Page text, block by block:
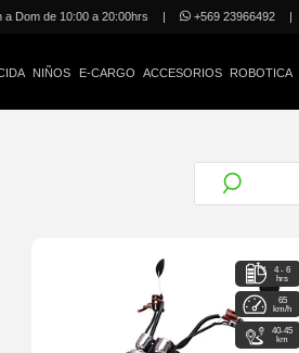
a Dom de 10:00 a 20:00hrs | +569 23966492 |
NIÑOS E-CARGO ACCESORIOS ROBOTICA
4 - 6
hrs
65
km/h
40-45
km